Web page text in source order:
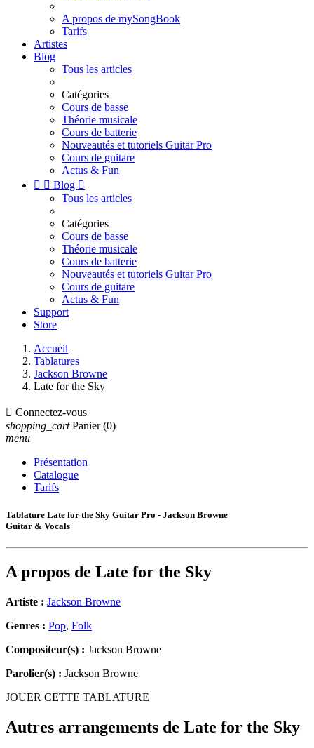
A propos de mySongBook
Tarifs
Artistes
Blog
Tous les articles
Catégories
Cours de basse
Théorie musicale
Cours de batterie
Nouveautés et tutoriels Guitar Pro
Cours de guitare
Actus & Fun
  Blog 
Tous les articles
Catégories
Cours de basse
Théorie musicale
Cours de batterie
Nouveautés et tutoriels Guitar Pro
Cours de guitare
Actus & Fun
Support
Store
Accueil
Tablatures
Jackson Browne
Late for the Sky
 Connectez-vous
shopping_cart Panier (0)
menu
Présentation
Catalogue
Tarifs
Tablature Late for the Sky Guitar Pro - Jackson Browne
Guitar & Vocals
A propos de Late for the Sky
Artiste : Jackson Browne
Genres : Pop, Folk
Compositeur(s) : Jackson Browne
Parolier(s) : Jackson Browne
JOUER CETTE TABLATURE
Autres arrangements de Late for the Sky